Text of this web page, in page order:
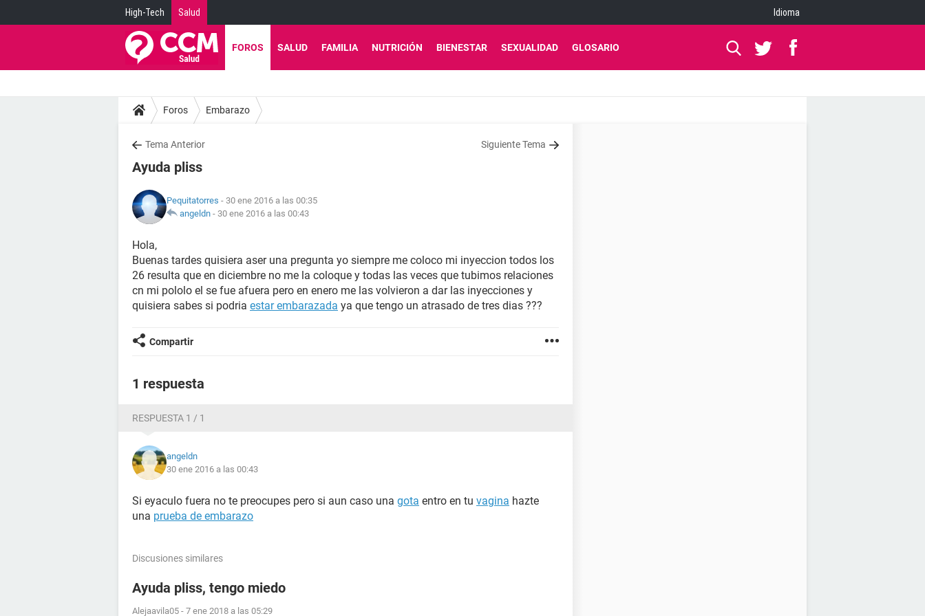
High-Tech Salud Idioma
FOROS SALUD FAMILIA NUTRICIÓN BIENESTAR SEXUALIDAD GLOSARIO
Foros Embarazo
Tema Anterior Siguiente Tema
Ayuda pliss
Pequitatorres - 30 ene 2016 a las 00:35
angeldn - 30 ene 2016 a las 00:43
Hola,
Buenas tardes quisiera aser una pregunta yo siempre me coloco mi inyeccion todos los
26 resulta que en diciembre no me la coloque y todas las veces que tubimos relaciones
cn mi pololo el se fue afuera pero en enero me las volvieron a dar las inyecciones y
quisiera sabes si podria estar embarazada ya que tengo un atrasado de tres dias ???
Compartir
1 respuesta
RESPUESTA 1 / 1
angeldn
30 ene 2016 a las 00:43
Si eyaculo fuera no te preocupes pero si aun caso una gota entro en tu vagina hazte
una prueba de embarazo
Discusiones similares
Ayuda pliss, tengo miedo
Alejaavila05 - 7 ene 2018 a las 05:29